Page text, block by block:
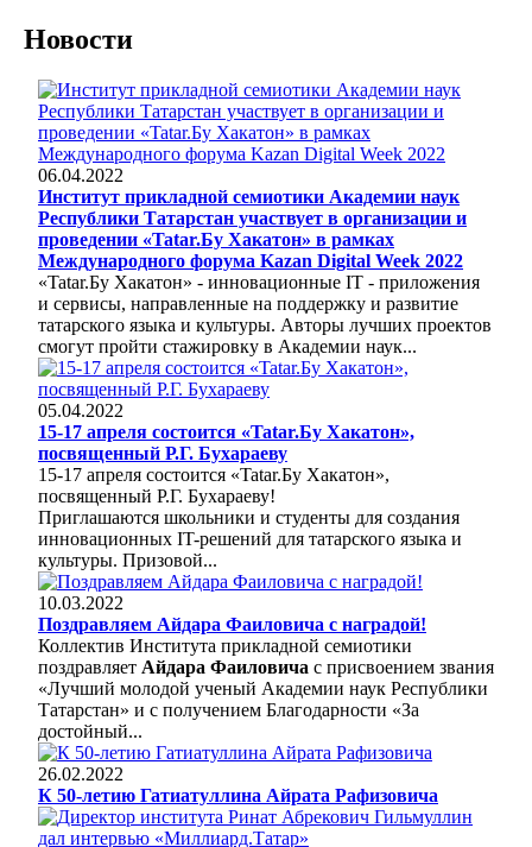
Новости
06.04.2022
Институт прикладной семиотики Академии наук
Республики Татарстан участвует в организации и
проведении «Tatar.Бу Хакатон» в рамках
Международного форума Kazan Digital Week 2022
«Tatar.Бу Хакатон» - инновационные IT - приложения
и сервисы, направленные на поддержку и развитие
татарского языка и культуры. Авторы лучших проектов
смогут пройти стажировку в Академии наук...
05.04.2022
15-17 апреля состоится «Tatar.Бу Хакатон»,
посвященный Р.Г. Бухараеву
15-17 апреля состоится «Tatar.Бу Хакатон»,
посвященный Р.Г. Бухараеву!
Приглашаются школьники и студенты для создания
инновационных IT-решений для татарского языка и
культуры. Призовой...
10.03.2022
Поздравляем Айдара Фаиловича с наградой!
Коллектив Института прикладной семиотики
поздравляет Айдара Фаиловича с присвоением звания
«Лучший молодой ученый Академии наук Республики
Татарстан» и с получением Благодарности «За
достойный...
26.02.2022
К 50-летию Гатиатуллина Айрата Рафизовича